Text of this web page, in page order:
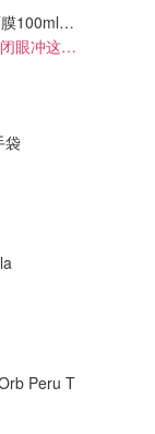
卸妆膏200ml+急救面膜100ml+青春面霜15ml
总价值£206=2.7折！闭眼冲这套！
袋
Peru T